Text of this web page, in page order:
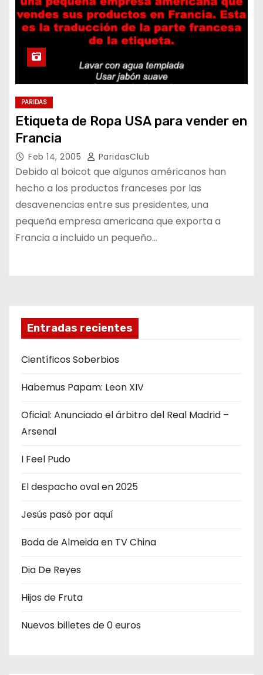
PARIDAS
Etiqueta de Ropa USA para vender en
Francia
Feb 14, 2005 ParidasClub
Debido al boicot que algunos américanos han
hecho a los productos franceses por las
desavenencias entre sus presidentes, una
pequeña empresa americana que exporta a
Francia a incluido un pequeño…
Entradas recientes
Científicos Soberbios
Habemus Papam: Leon XIV
Oficial: Anunciado el árbitro del Real Madrid –
Arsenal
I Feel Pudo
El despacho oval en 2025
Jesús pasó por aquí
Boda de Almeida en TV China
Dia De Reyes
Hijos de Fruta
Nuevos billetes de 0 euros